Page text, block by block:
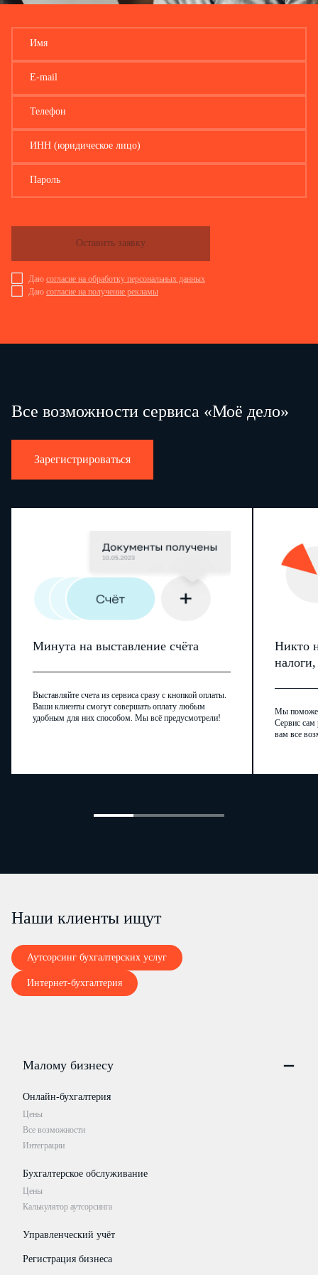
Имя
E-mail
Телефон
ИНН (юридическое лицо)
Пароль
Даю согласие на обработку персональных данных
Даю согласие на получение рекламы
Оставить заявку
Все возможности сервиса «Моё дело»
Зарегистрироваться
Минута на выставление счёта
Выставляйте счета из сервиса сразу с кнопкой оплаты.
Ваши клиенты смогут совершать оплату любым
удобным для них способом. Мы всё предусмотрели!
Никто
Мы
Сервис сам
вам все
Наши клиенты ищут
Аутсорсинг бухгалтерских услуг
Интернет-бухгалтерия
Малому бизнесу
Онлайн-бухгалтерия
Цены
Все возможности
Интеграции
Бухгалтерское обслуживание
Цены
Калькулятор аутсорсинга
Управленческий учёт
Регистрация бизнеса